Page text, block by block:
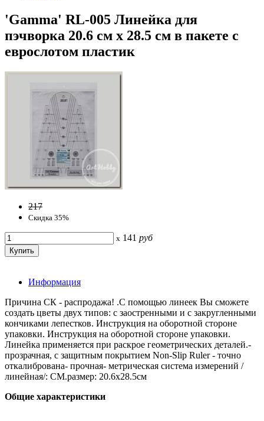
'Gamma' RL-005 Линейка для
пэчворка 20.6 см х 28.5 см в пакете с
еврослотом пластик
217
Скидка 35%
x 141 руб
Информация
Причина СК - распродажа! .С помощью линеек Вы сможете
создать цветы двух типов: с заостренными и с закругленными
кончиками лепестков. Инструкция на оборотной стороне
упаковки. Инструкция на оборотной стороне упаковки.
Линейка применяется при раскрое геометрических деталей.-
прозрачная, с защитным покрытием Non-Slip Ruler - точно
откалибрована- прочная- метрическая система измерений /
линейная/: СМ.размер: 20.6x28.5см
Общие характеристики